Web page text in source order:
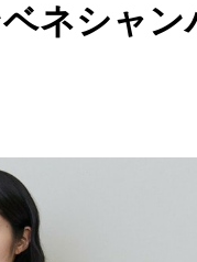
ネシャン